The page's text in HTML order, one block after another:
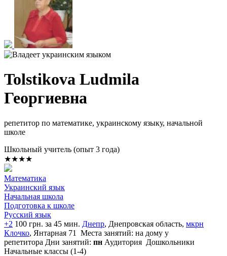
Tolstikova Ludmila
Георгиевна
репетитор по математике, украинскому языку, начальной
школе
Школьный учитель (опыт 3 года)
★★★★
Математика
Украинский язык
Начальная школа
Подготовка к школе
Русский язык
+2 100 грн. за 45 мин. Днепр, Днепровская область, мкрн
Клочко, Янтарная 71
Места занятий: на дому у
репетитора Дни занятий: пн Аудитория Дошкольники
Начальные классы (1-4)